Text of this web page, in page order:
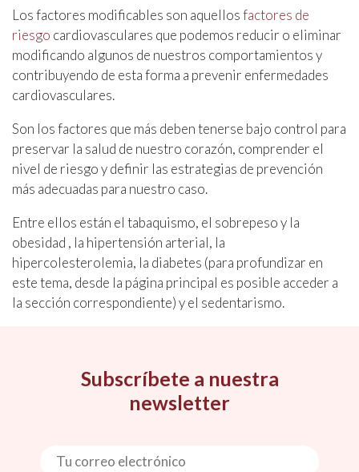
Los factores modificables son aquellosfactores de
riesgo cardiovasculares que podemos reducir o eliminar
modificando algunos de nuestros comportamientos y
contribuyendo de esta forma a prevenir enfermedades
cardiovasculares.
Son los factores que más deben tenerse bajo control para
preservar la salud de nuestro corazón, comprender el
nivel de riesgo y definir las estrategias de prevención
más adecuadas para nuestro caso.
Entre ellos están el tabaquismo, el sobrepeso y la
obesidad , la hipertensión arterial, la
hipercolesterolemia, la diabetes (para profundizar en
este tema, desde la página principal es posible acceder a
la sección correspondiente) y el sedentarismo.
Subscríbete a nuestra
newsletter